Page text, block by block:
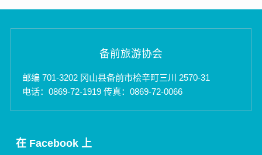
备前旅游协会
邮编 701-3202 冈山县备前市桧辛町三川 2570-31
电话：0869-72-1919 传真：0869-72-0066
在 Facebook 上